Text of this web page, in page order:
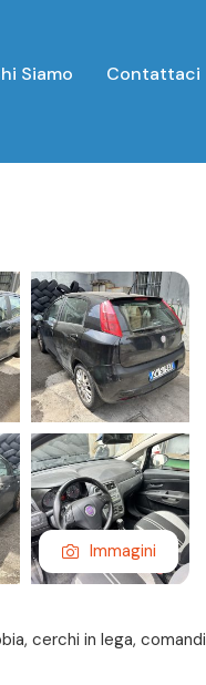
Siamo Contattaci
Immagini
cerchi in lega, comandi